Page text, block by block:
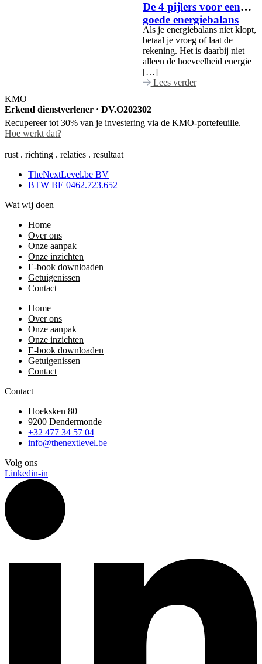
De 4 pijlers voor een
goede energiebalans
Als je energiebalans niet klopt,
betaal je vroeg of laat de
rekening. Het is daarbij niet
alleen de hoeveelheid energie
[…]
Lees verder
KMO
Erkend dienstverlener · DV.O202302
Recupereer tot 30% van je investering via de KMO-portefeuille.
Hoe werkt dat?
rust . richting . relaties . resultaat
TheNextLevel.be BV
BTW BE 0462.723.652
Wat wij doen
Home
Over ons
Onze aanpak
Onze inzichten
E-book downloaden
Getuigenissen
Contact
Home
Over ons
Onze aanpak
Onze inzichten
E-book downloaden
Getuigenissen
Contact
Contact
Hoeksken 80
9200 Dendermonde
+32 477 34 57 04
info@thenextlevel.be
Volg ons
Linkedin-in